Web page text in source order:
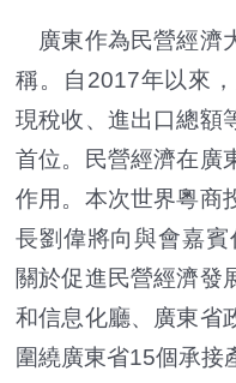
廣東作為民營經濟
稱。自2017年以來
現稅收、進出口總額
首位。民營經濟在廣
作用。本次世界粵商
長劉偉將向與會嘉
關於促進民營經濟發
和信息化廳、廣東省
圍繞廣東省15個承接